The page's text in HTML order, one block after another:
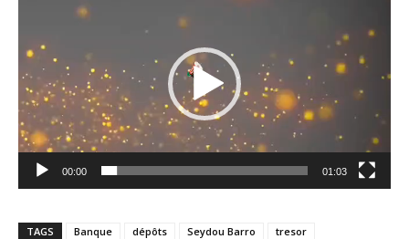
00:00 01:03
TAGS Banque dépôts Seydou Barro tresor